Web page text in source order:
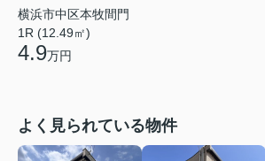
横浜市中区本牧間門
1R (12.49㎡)
4.9万円
よく見られている物件